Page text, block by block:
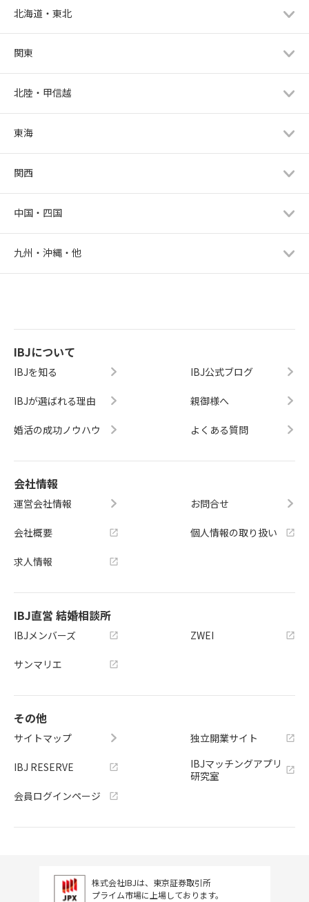
北海道・東北
関東
北陸・甲信越
東海
関西
中国・四国
九州・沖縄・他
IBJについて
IBJを知る
IBJが選ばれる理由
婚活の成功ノウハウ
IBJ公式ブログ
親御様へ
よくある質問
会社情報
運営会社情報
会社概要
求人情報
お問合せ
個人情報の取り扱い
IBJ直営 結婚相談所
IBJメンバーズ
サンマリエ
ZWEI
その他
サイトマップ
IBJ RESERVE
会員ログインページ
独立開業サイト
IBJマッチングアプリ
研究室
株式会社IBJは、東京証券取引所
プライム市場に上場しております。